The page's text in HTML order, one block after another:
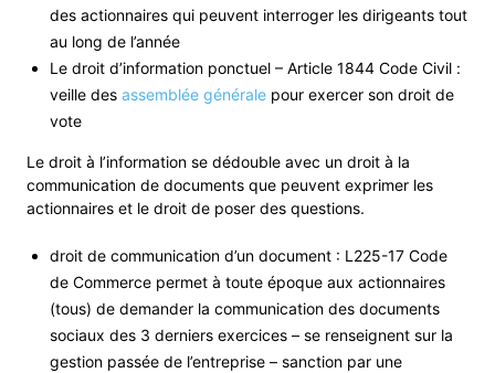
des actionnaires qui peuvent interroger les dirigeants tout
au long de l’année
Le droit d’information ponctuel – Article 1844 Code Civil :
veille des assemblée générale pour exercer son droit de
vote
Le droit à l’information se dédouble avec un droit à la
communication de documents que peuvent exprimer les
actionnaires et le droit de poser des questions.
droit de communication d’un document : L225-17 Code
de Commerce permet à toute époque aux actionnaires
(tous) de demander la communication des documents
sociaux des 3 derniers exercices – se renseignent sur la
gestion passée de l’entreprise – sanction par une